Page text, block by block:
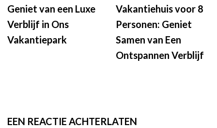
Geniet van een Luxe
Verblijf in Ons
Vakantiepark
Vakantiehuis voor 8
Personen: Geniet
Samen van Een
Ontspannen Verblijf
EEN REACTIE ACHTERLATEN